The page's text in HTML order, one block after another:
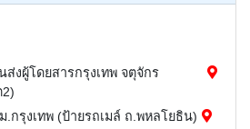
งผู้โดยสารกรุงเทพ จตุจักร
.กรุงเทพ (ป้ายรถเมล์ ถ.พหลโยธิน)